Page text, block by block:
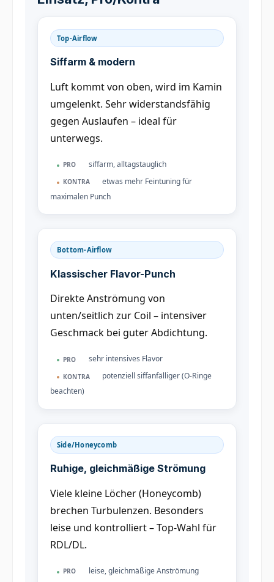
Top-Airflow
Siffarm & modern
Luft kommt von oben, wird im Kamin
umgelenkt. Sehr widerstandsfähig
gegen Auslaufen – ideal für
unterwegs.
PRO siffarm, alltagstauglich
KONTRA
etwas mehr Feintuning für
maximalen Punch
Bottom-Airflow
Klassischer Flavor-Punch
Direkte Anströmung von
unten/seitlich zur Coil – intensiver
Geschmack bei guter Abdichtung.
PRO sehr intensives Flavor
KONTRA
potenziell siffanfälliger (O-Ringe
beachten)
Side/Honeycomb
Ruhige, gleichmäßige Strömung
Viele kleine Löcher (Honeycomb)
brechen Turbulenzen. Besonders
leise und kontrolliert – Top-Wahl für
RDL/DL.
PRO leise, gleichmäßige Anströmung